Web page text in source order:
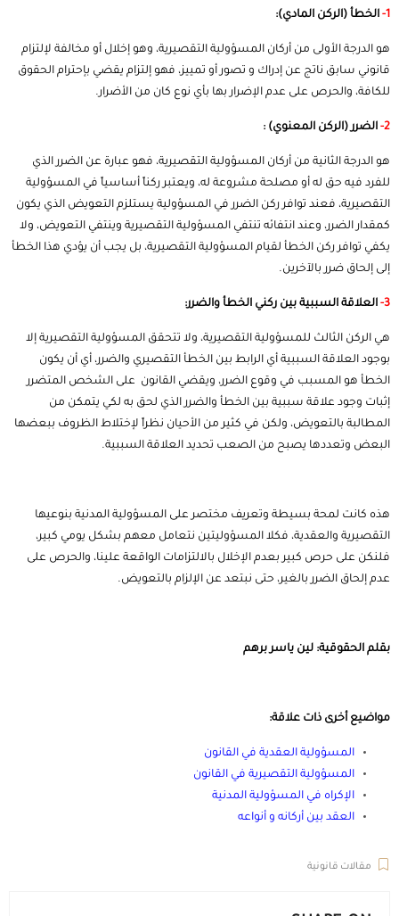
1- الخطأ (الركن المادي):
هو الدرجة الأولى من أركان المسؤولية التقصيرية، وهو إخلال أو مخالفة لإلتزام
قانوني سابق ناتج عن إدراك و تصور أو تمييز، فهو إلتزام يقضي بإحترام الحقوق
للكافة، والحرص على عدم الإضرار بها بأي نوع كان من الأضرار.
2- الضرر (الركن المعنوي) :
هو الدرجة الثانية من أركان المسؤولية التقصيرية، فهو عبارة عن الضرر الذي
للفرد فيه حق له أو مصلحة مشروعة له، ويعتبر ركناً أساسياً في المسؤولية
التقصيرية، فعند توافر ركن الضرر في المسؤولية يستلزم التعويض الذي يكون
كمقدار الضرر، وعند انتفائه تنتفي المسؤولية التقصيرية وينتفي التعويض، ولا
يكفي توافر ركن الخطأ لقيام المسؤولية التقصيرية، بل يجب أن يؤدي هذا الخطأ
إلى إلحاق ضرر بالآخرين.
3- العلاقة السببية بين ركني الخطأ والضرر:
هي الركن الثالث للمسؤولية التقصيرية، ولا تتحقق المسؤولية التقصيرية إلا
بوجود العلاقة السببية أي الرابط بين الخطأ التقصيري والضرر، أي أن يكون
الخطأ هو المسبب في وقوع الضرر، ويقضي القانون على الشخص المتضرر
إثبات وجود علاقة سببية بين الخطأ والضرر الذي لحق به لكي يتمكن من
المطالبة بالتعويض، ولكن في كثير من الأحيان نظراً لإختلاط الظروف ببعضها
البعض وتعددها يصبح من الصعب تحديد العلاقة السببية.
هذه كانت لمحة بسيطة وتعريف مختصر على المسؤولية المدنية بنوعيها
التقصيرية والعقدية، فكلا المسؤوليتين نتعامل معهم بشكل يومي كبير،
فلنكن على حرص كبير بعدم الإخلال بالالتزامات الواقعة علينا، والحرص على
عدم إلحاق الضرر بالغير، حتى نبتعد عن الإلزام بالتعويض.
بقلم الحقوقية: لين ياسر برهم
مواضيع أخرى ذات علاقة:
المسؤولية العقدية في القانون
المسؤولية التقصيرية في القانون
الإكراه في المسؤولية المدنية
العقد بين أركانه و أنواعه
مقالات قانونية